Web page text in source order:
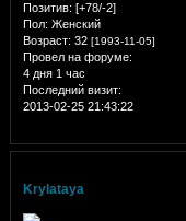
Позитив: [+78/-2]
Пол: Женский
Возраст: 32 [1993-11-05]
Провел на форуме:
4 дня 1 час
Последний визит:
2013-02-25 21:43:22
Krylataya